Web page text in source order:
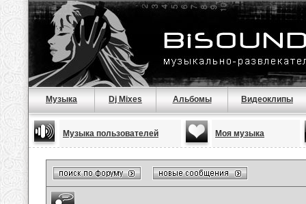
Музыка Dj Mixes Альбомы Видеоклипы
Музыка пользователей Моя музыка